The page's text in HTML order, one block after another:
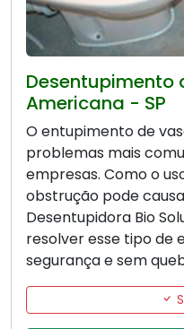
Desentupimento
Americana - SP
O entupimento de
problemas mais
empresas. Como o
obstrução pode
Desentupidora Bio
resolver esse tipo de
segurança e sem